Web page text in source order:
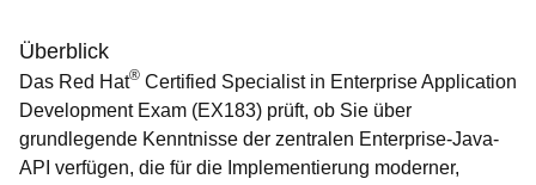
Überblick
Das Red Hat® Certified Specialist in Enterprise Application
Development Exam (EX183) prüft, ob Sie über
grundlegende Kenntnisse der zentralen Enterprise-Java-
API verfügen, die für die Implementierung moderner,